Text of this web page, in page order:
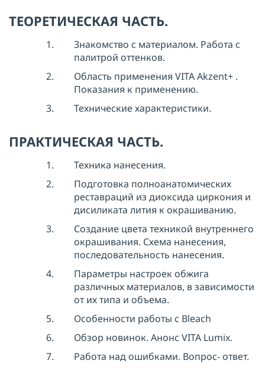
ОТПРАВИТЬ
ТЕОРЕТИЧЕСКАЯ ЧАСТЬ.
Знакомство с материалом. Работа с
палитрой оттенков.
Область применения VITA Akzent+ .
Показания к применению.
Технические характеристики.
ПРАКТИЧЕСКАЯ ЧАСТЬ.
Техника нанесения.
Подготовка полноанатомических
реставраций из диоксида циркония и
дисиликата лития к окрашиванию.
Создание цвета техникой внутреннего
окрашивания. Схема нанесения,
последовательность нанесения.
Параметры настроек обжига
различных материалов, в зависимости
от их типа и объема.
Особенности работы с Bleach
Обзор новинок. Анонс VITA Lumix.
Работа над ошибками. Вопрос- ответ.